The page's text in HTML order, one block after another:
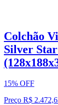
Colchão
Silver
15% OFF
Preço R$